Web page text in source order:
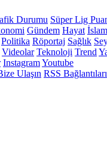
Durumu Süper Lig
Gündem Hayat İslam
Politika Röportaj Sağlık
Videolar Teknoloji Trend
InstagramYoutube
Ulaşın RSS Bağlantıları